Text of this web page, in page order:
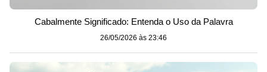
Cabalmente Significado: Entenda o Uso da Palavra
26/05/2026 às 23:46